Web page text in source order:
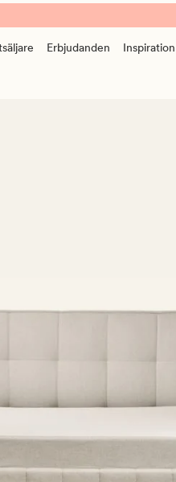
Erbjudanden Inspiration